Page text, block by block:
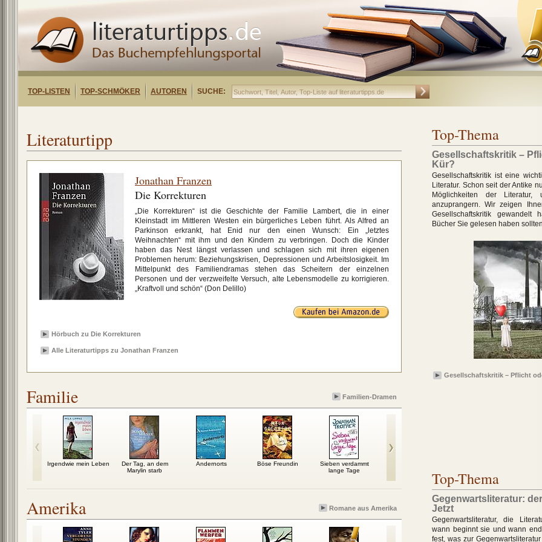
TOP-LISTEN TOP-SCHMÖKER AUTOREN SUCHE:
Literaturtipp
Jonathan Franzen
Die Korrekturen
„Die Korrekturen“ ist die Geschichte der Familie Lambert, die in einer
Kleinstadt im Mittleren Westen ein bürgerliches Leben führt. Als Alfred an
Parkinson erkrankt, hat Enid nur den einen Wunsch: Ein „letztes
Weihnachten“ mit ihm und den Kindern zu verbringen. Doch die Kinder
haben das Nest längst verlassen und schlagen sich mit ihren eigenen
Problemen herum: Beziehungskrisen, Depressionen und Arbeitslosigkeit. Im
Mittelpunkt des Familiendramas stehen das Scheitern der einzelnen
Personen und der verzweifelte Versuch, alte Lebensmodelle zu korrigieren.
„Kraftvoll und schön“ (Don Delillo)
Hörbuch zu Die Korrekturen
Alle Literaturtipps zu Jonathan Franzen
Familie Familien-Dramen
Irgendwie mein Leben
Der Tag, an dem
Marylin starb
Andernorts Böse Freundin
Sieben verdammt
lange Tage
Amerika Romane aus Amerika
Top-Thema
Gesellschaftskritik –
Kür?
Gesellschaftskritik ist eine
Literatur. Schon seit der Antike
Möglichkeiten der Literatur,
anzuprangern. Wir zeigen
Gesellschaftskritik gewandelt
Bücher Sie gelesen haben
Gesellschaftskritik – Pflicht
Top-Thema
Gegenwartsliteratur:
Jetzt
Gegenwartsliteratur, die
wann beginnt sie und wann
fest, was zur